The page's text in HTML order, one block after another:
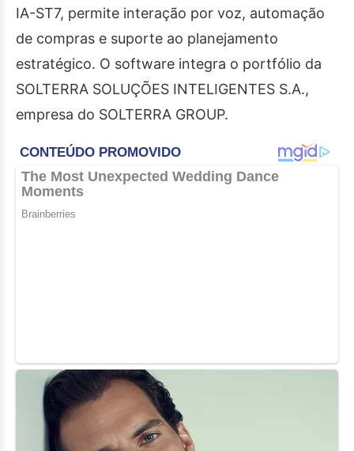
IA-ST7, permite interação por voz, automação
de compras e suporte ao planejamento
estratégico. O software integra o portfólio da
SOLTERRA SOLUÇÕES INTELIGENTES S.A.,
empresa do SOLTERRA GROUP.